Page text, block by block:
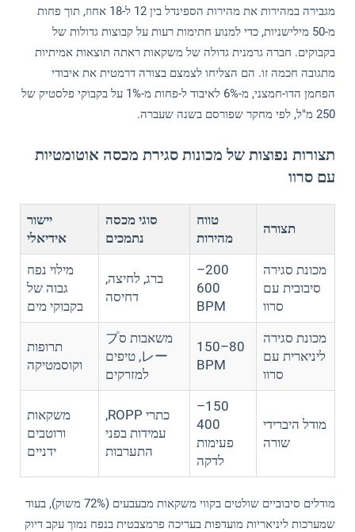
מגבירה במהירות את מהירות הספינדל בין 12 ל-18 אחוז, תוך פחות
מ-50 מילישניות, כדי למנוע חתימות רעות על קבוצות גדולות של
בקבוקים. חברה גרמנית גדולה של משקאות ראתה תוצאות אמיתיות
מתגובה חכמה זו. הם הצליחו לצמצם בצורה דרמטית את איבודי
הפחמן הדו-חמצני, מ-6% לאיבוד ל-פחות מ-1% על בקבוקי פלסטיק של
250 מ"ל, לפי מחקר שפורסם בשנה שעברה.
תצורות נפוצות של מכונות סגירת מכסה אוטומטיות
עם סרוו
תצורה
טווח
מהירות
סוגי מכסה
נתמכים
יישור
אידיאלי
מכונת סגירה
סיבובית עם
סרוו
200–
600
BPM
ברג, לחיצה,
דחיסה
מילוי נפח
גבוה של
בקבוקי מים
מכונת סגירה
ליניארית עם
סרוו
80–150
BPM
משאבות סプ
レー, טיפים
למזרקים
תרופות
וקוסמטיקה
מודל היברידי
שורה
150–
400
פעימות
לדקה
כתרי ROPP,
עמידות בפני
התערבות
משקאות
ורוטבים
ידניים
מודלים סיבוביים שולטים בקווי משקאות מבעבעים (72% משוק), בעוד
שמערכות ליניאריות מועדפות בעריכה פרמצבטית בנפח נמוך עקב דיוק